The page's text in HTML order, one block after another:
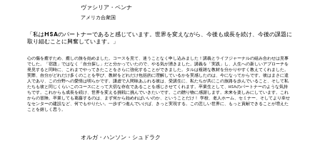
ヴァシリア・ペンナ
アメリカ合衆国
「私はHSAのパートナーであると感じています。世界を変えながら、今後も成長を続け、今後の課題に
取り組むことに興奮しています。」
心の傷を癒すため、癒しの旅を始めました。コースを見て、迷うことなく申し込みました！講義とライフジャーナルの組み合わせは見事
でした。「宿題」ではなく「自分探し」だと分かっていたので、やる気が湧きました。講義を「実践」し、人生への新しいアプローチを
発見すると同時に、これまでやってきたことをさらに強化することができました。タルは複雑な教材を分かりやすく教えてくれました。
実際、自分がどれだけ多くのことを学び、教材をどれだけ包括的に理解しているかを実感したのは、今になってからです。彼はまさに達
人であり、この分野への愛情は明らかです。謙虚で人間味あふれる彼は、受講生に、私たちが共にこの旅路を歩んでいること、そして私
たちも彼と同じくらいこのコースにとって大切な存在であることを感じさせてくれます。卒業生として、HSAのパートナーのような気持
ちです。これからも成長を続け、世界を変える挑戦に挑んでいきたいです。この贈り物に感謝します。未来を楽しみにしています。これ
からの冒険。卒業しても葛藤するのは、まず何から始めればいいのか、ということだけ！ 学校、老人ホーム、セミナー、そしてより幸せ
なセンターの建設など、何でもやりたい。一歩ずつ進んでいけば、きっと実現する。この悲しい世界に、もっと貢献できることが増えた
ことを嬉しく思う。
オルガ・ハンソン・シュドラク